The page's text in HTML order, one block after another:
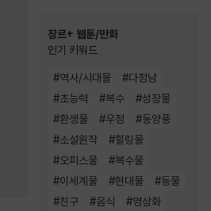
장르+ 웹툰/만화
인기 키워드
#역사/시대물 #다정남
#초능력 #복수 #성장물
#환생물 #우정 #동양풍
#소설원작 #힐링물
#오피스물 #복수물
#이세계물 #현대물 #동물
#친구 #음식 #영상화